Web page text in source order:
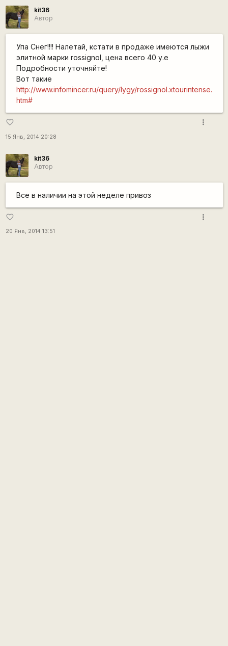
kit36
Автор
Упа Снег!!!! Налетай, кстати в продаже имеются лыжи
элитной марки rossignol, цена всего 40 у.е
Подробности уточняйте!
Вот такие
http://www.infomincer.ru/query/lygy/rossignol.xtourintense.
htm#
favorite_border
15 Янв, 2014 20:28
more_vert
kit36
Автор
Все в наличии на этой неделе привоз
favorite_border
20 Янв, 2014 13:51
more_vert